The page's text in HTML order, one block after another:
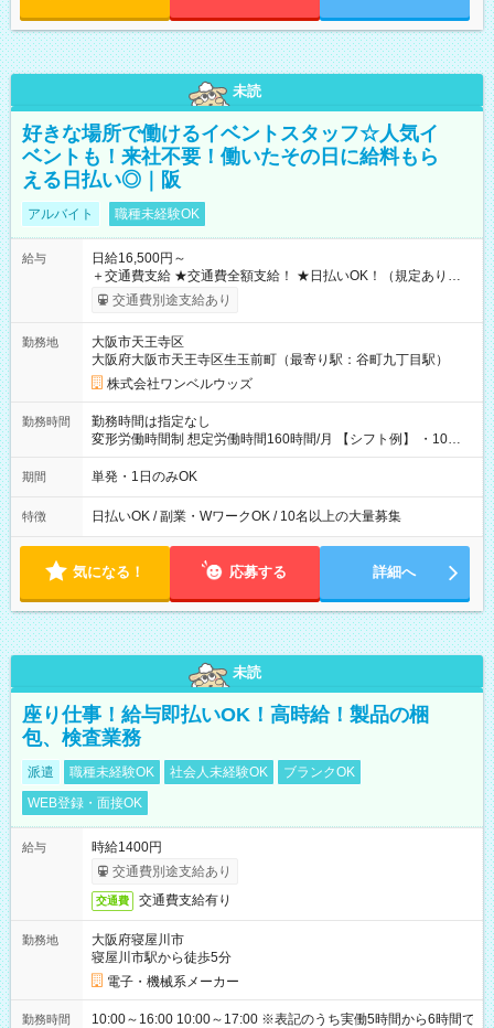
未読
好きな場所で働けるイベントスタッフ☆人気イ
ベントも！来社不要！働いたその日に給料もら
える日払い◎｜阪
アルバイト 職種未経験OK
給与
日給16,500円～
＋交通費支給 ★交通費全額支給！ ★日払いOK！（規定あり） ┗
働いたその日に現金GET♪ お仕事後はコンビニATMから 日払
交通費別途支給あり
勤務地
大阪市天王寺区
大阪府大阪市天王寺区生玉前町（最寄り駅：谷町九丁目駅）
株式会社ワンベルウッズ
勤務時間
勤務時間は指定なし
変形労働時間制 想定労働時間160時間/月 【シフト例】 ・10：
00～20：00
期間 単発・1日のみOK
特徴 日払いOK / 副業・WワークOK / 10名以上の大量募集
気になる！ 応募する 詳細へ
未読
座り仕事！給与即払いOK！高時給！製品の梱
包、検査業務
派遣 職種未経験OK 社会人未経験OK
ブランクOK
WEB登録・面接OK
給与
時給1400円
交通費別途支給あり
交通費 交通費支給有り
勤務地
大阪府寝屋川市
寝屋川市駅から徒歩5分
電子・機械系メーカー
勤務時間
10:00～16:00 10:00～17:00 ※表記のうち実働5時間から6時間で